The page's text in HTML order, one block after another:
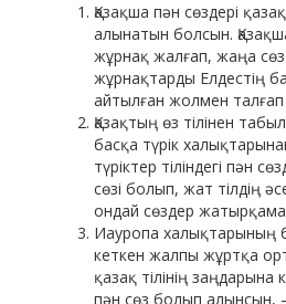
Қазақша пән сөздері
алынатын болсын.
жұрнақ жалғап, жаңа
жұрнақтарды Елдестің
айтылған жолмен талғап
Қазақтың өз тілінен
басқа түрік
түріктер тіліндегі пән
сөзі болып, жат тілдің
ондай сөздер
Иауропа халықтарының
кеткен жалпы жұртқа
қазақ тілінің заңдарына
пән сөз болып алынсын,